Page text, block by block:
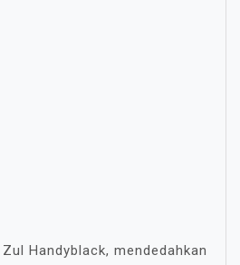
Handyblack, mendedahkan